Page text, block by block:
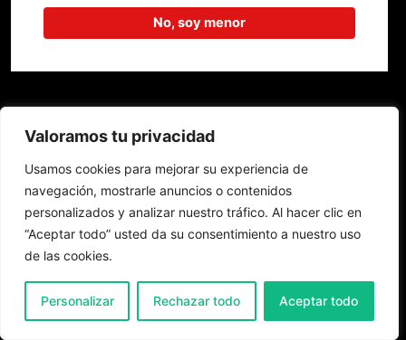
Valoramos tu privacidad
Usamos cookies para mejorar su experiencia de
navegación, mostrarle anuncios o contenidos
personalizados y analizar nuestro tráfico. Al hacer clic en
“Aceptar todo” usted da su consentimiento a nuestro uso
de las cookies.
Personalizar Rechazar todo Aceptar todo
No, soy menor